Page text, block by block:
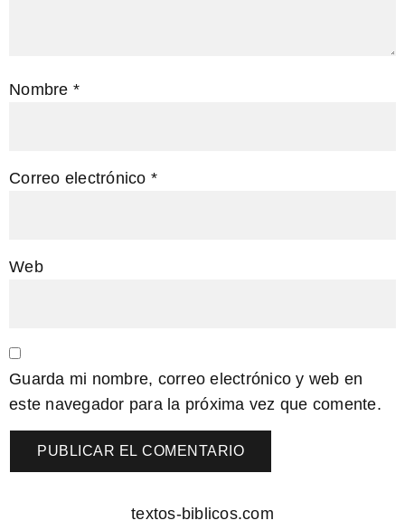
Nombre *
Correo electrónico *
Web
Guarda mi nombre, correo electrónico y web en
este navegador para la próxima vez que comente.
textos-biblicos.com